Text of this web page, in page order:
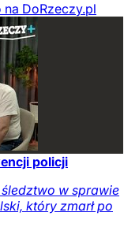
na DoRzeczy.pl
policji
w sprawie
który zmarł po